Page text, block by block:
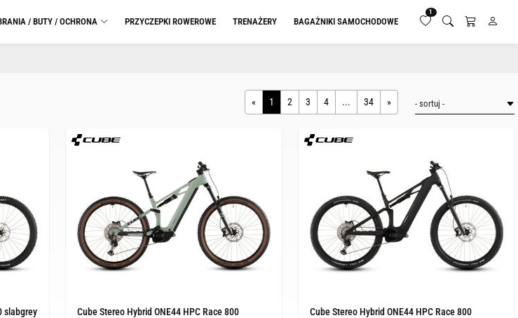
/ BUTY / OCHRONA PRZYCZEPKI ROWEROWE TRENAŻERY BAGAŻNIKI SAMOCHODOWE
1
« 1 2 3 4 ... 34 »
slabgrey
Cube Stereo Hybrid ONE44 HPC Race 800
Cube Stereo Hybrid ONE44 HPC Race 800